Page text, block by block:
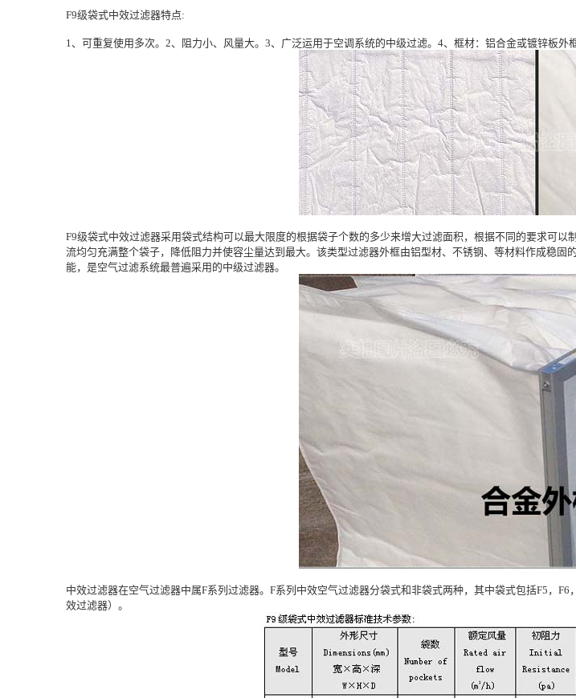
F9级袋式中效过滤器特点:
1、可重复使用多次。2、阻力小、风量大。3、广泛运用于空调系统的中级过滤。4、框材：铝合金或镀锌板外框
F9级袋式中效过滤器采用袋式结构可以最大限度的根据袋子个数的多少来增大过滤面积，根据不同的要求可
流均匀充满整个袋子，降低阻力并使容尘量达到最大。该类型过滤器外框由铝型材、不锈钢、等材料作成稳
能，是空气过滤系统最普遍采用的中级过滤器。
中效过滤器在空气过滤器中属F系列过滤器。F系列中效空气过滤器分袋式和非袋式两种，其中袋式包括F5，
效过滤器）。